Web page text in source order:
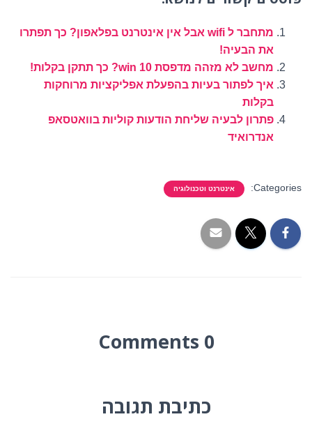
מתחבר ל wifi אבל אין אינטרנט בפלאפון? כך תפתרו
את הבעיה!
מחשב לא מזהה מדפסת win 10? כך תתקן בקלות!
איך לפתור בעיות בהפעלת אפליקציות מרוחקות
בקלות
פתרון לבעיה שליחת הודעות קוליות בוואטסאפ
אנדרואיד
Categories: אינטרנט וטכנולוגיה
0 Comments
כתיבת תגובה